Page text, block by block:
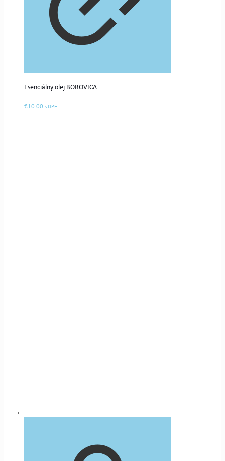
Esenciálny olej BOROVICA
€10.00 s DPH